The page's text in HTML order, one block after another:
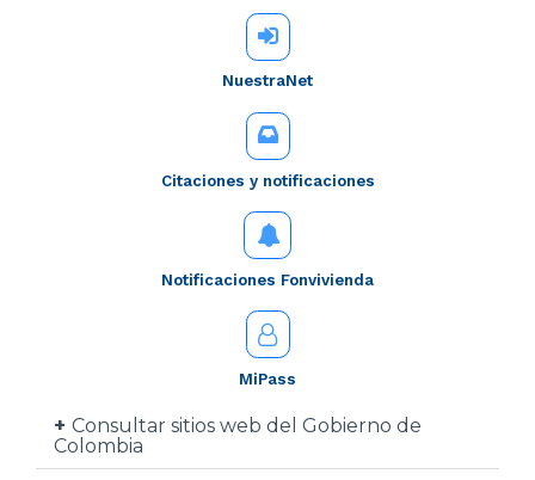
NuestraNet
Citaciones y notificaciones
Notificaciones Fonvivienda
MiPass
Consultar sitios web del Gobierno de
Colombia